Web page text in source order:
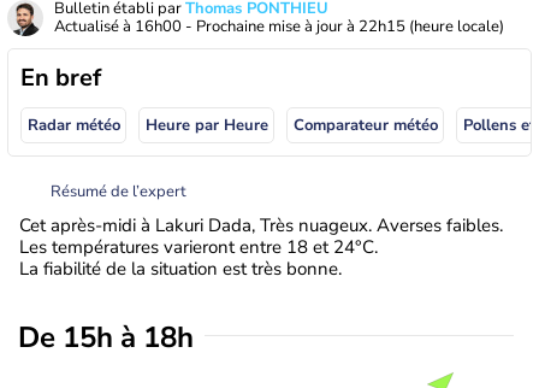
Bulletin établi parThomas PONTHIEU
Actualisé à 16h00 - Prochaine mise à jour à 22h15 (heure locale)
En bref
Radar météo Heure par Heure Comparateur météo Pollens
Résumé de l’expert
Cet après-midi à Lakuri Dada, Très nuageux. Averses faibles.
Les températures varieront entre 18 et 24°C.
La fiabilité de la situation est très bonne.
De 15h à 18h